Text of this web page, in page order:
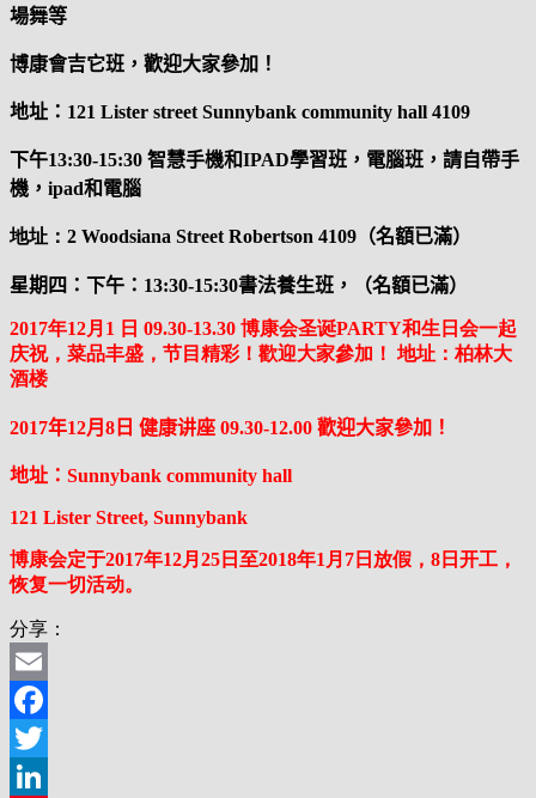
場舞等
博康會吉它班，歡迎大家參加！
地址： 121 Lister street Sunnybank community hall 4109
下午13:30-15:30 智慧手機和IPAD學習班，電腦班，請自帶手
機， ipad和電腦
地址： 2 Woodsiana Street Robertson 4109 （名額已滿）
星期四： 下午： 13:30-15:30書法養生班，（名額已滿）
2017年12月 1 日 09.30-13.30 博康会圣诞PARTY和生日会一起
庆祝， 菜品丰盛，节目精彩！ 歡迎大家參加！ 地址：柏林大
酒楼
2017年12月 8 日 健康讲座 09.30-12.00 歡迎大家參加！
地址： Sunnybank community hall
121 Lister Street, Sunnybank
博康会定于2017年12月 25 日至2018年1 月 7 日放假， 8 日开工，
恢复一切活动。
分享：
Email
Facebook
Twitter